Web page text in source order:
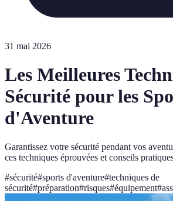
31 mai 2026
Les Meilleures
Sécurité pour les
d'Aventure
Garantissez votre sécurité pendant vos
ces techniques éprouvées et conseils
#sécurité#sports d'aventure#techniques de
sécurité#préparation#risques#équipement#